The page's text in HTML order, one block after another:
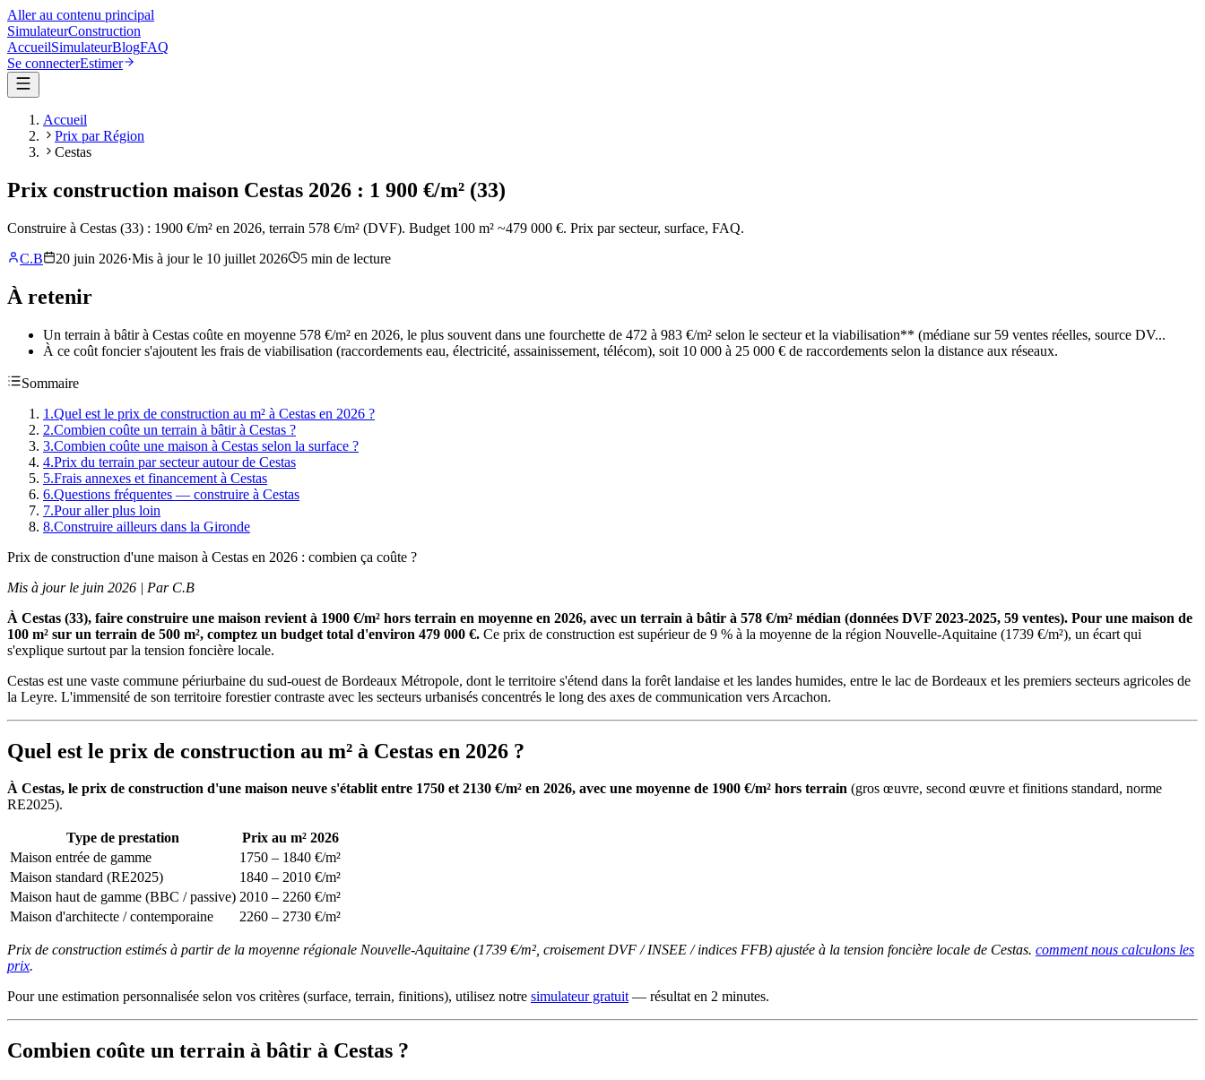
Aller au contenu principal
SimulateurConstruction
AccueilSimulateurBlogFAQ
Se connecterEstimer
Accueil
Prix par Région
Cestas
Prix construction maison Cestas 2026 : 1 900 €/m² (33)
Construire à Cestas (33) : 1900 €/m² en 2026, terrain 578 €/m² (DVF). Budget 100 m² ~479 000 €. Prix par secteur, surface, FAQ.
C.B
20 juin 2026·Mis à jour le 10 juillet 2026 5 min de lecture
À retenir
Un terrain à bâtir à Cestas coûte en moyenne 578 €/m² en 2026, le plus souvent dans une fourchette de 472 à 983 €/m² selon le secteur et la viabilisation** (médiane sur 59 ventes réelles, source DV...
À ce coût foncier s'ajoutent les frais de viabilisation (raccordements eau, électricité, assainissement, télécom), soit 10 000 à 25 000 € de raccordements selon la distance aux réseaux.
Sommaire
1 .Quel est le prix de construction au m² à Cestas en 2026 ?
2.Combien coûte un terrain à bâtir à Cestas ?
3.Combien coûte une maison à Cestas selon la surface ?
4.Prix du terrain par secteur autour de Cestas
5.Frais annexes et financement à Cestas
6.Questions fréquentes — construire à Cestas
7.Pour aller plus loin
8.Construire ailleurs dans la Gironde
Prix de construction d'une maison à Cestas en 2026 : combien ça coûte ?
Mis à jour le juin 2026 | Par C.B
À Cestas (33), faire construire une maison revient à 1900 €/m² hors terrain en moyenne en 2026, avec un terrain à bâtir à 578 €/m² médian (données DVF 2023-2025, 59 ventes). Pour une maison de
100 m² sur un terrain de 500 m², comptez un budget total d'environ 479 000 €. Ce prix de construction est supérieur de 9 % à la moyenne de la région Nouvelle-Aquitaine (1739 €/m²), un écart qui
s'explique surtout par la tension foncière locale.
Cestas est une vaste commune périurbaine du sud-ouest de Bordeaux Métropole, dont le territoire s'étend dans la forêt landaise et les landes humides, entre le lac de Bordeaux et les premiers secteurs agricoles de
la Leyre. L'immensité de son territoire forestier contraste avec les secteurs urbanisés concentrés le long des axes de communication vers Arcachon.
Quel est le prix de construction au m² à Cestas en 2026 ?
À Cestas, le prix de construction d'une maison neuve s'établit entre 1750 et 2130 €/m² en 2026, avec une moyenne de 1900 €/m² hors terrain (gros œuvre, second œuvre et finitions standard, norme
RE2025).
Type de prestation
Prix au m² 2026
Maison entrée de gamme
1750 – 1840 €/m²
Maison standard (RE2025)
1840 – 2010 €/m²
Maison haut de gamme (BBC / passive) 2010 – 2260 €/m²
Maison d'architecte / contemporaine
2260 – 2730 €/m²
Prix de construction estimés à partir de la moyenne régionale Nouvelle-Aquitaine (1739 €/m², croisement DVF / INSEE / indices FFB) ajustée à la tension foncière locale de Cestas. comment nous calculons les
prix.
Pour une estimation personnalisée selon vos critères (surface, terrain, finitions), utilisez notre simulateur gratuit— résultat en 2 minutes.
Combien coûte un terrain à bâtir à Cestas ?